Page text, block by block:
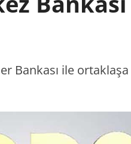
Bankası ile